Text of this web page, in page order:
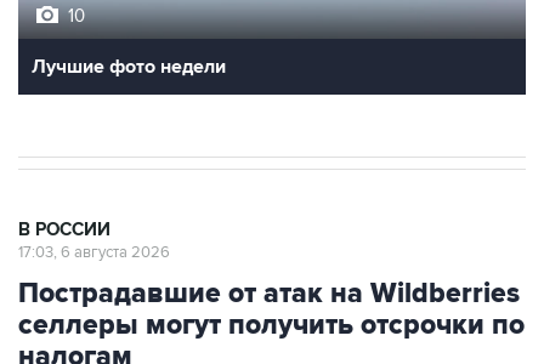
10
Лучшие фото недели
В РОССИИ
17:03, 6 августа 2026
Пострадавшие от атак на Wildberries
селлеры могут получить отсрочки по
налогам